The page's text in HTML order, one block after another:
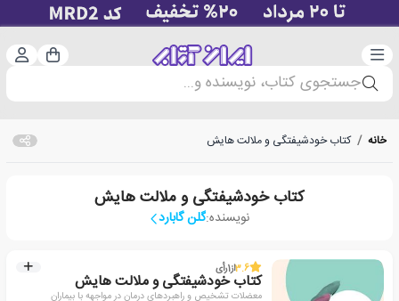
دسته‌بندی سبد
جستجوی کتاب، نویسنده و...
خانه / کتاب خودشیفتگی و ملالت هایش
کتاب خودشیفتگی و ملالت هایش
نویسنده:گلن گابارد
3.6از1رأی
کتاب خودشیفتگی و ملالت هایش
معضلات تشخیص و راهبردهای درمان در مواجهه با بیماران